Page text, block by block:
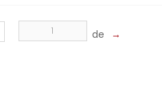
de →